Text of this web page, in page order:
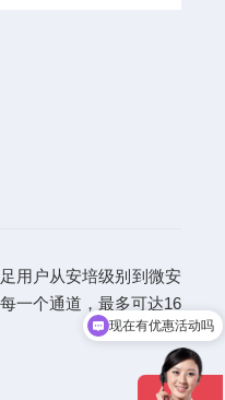
用户从安培级别到微安
一个通道，最多可达16
现在有优惠活动吗